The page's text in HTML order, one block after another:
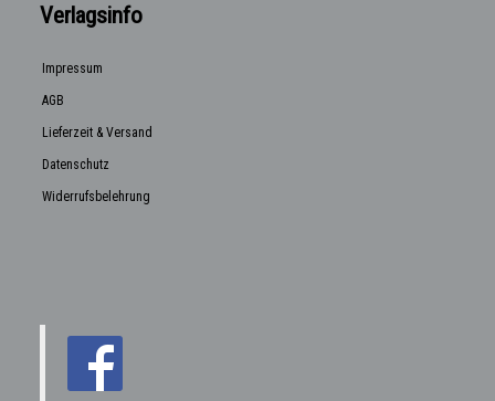
Verlagsinfo
Impressum
AGB
Lieferzeit & Versand
Datenschutz
Widerrufsbelehrung